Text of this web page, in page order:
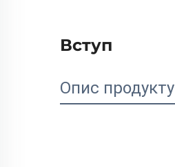
Вступ
Опис продукту